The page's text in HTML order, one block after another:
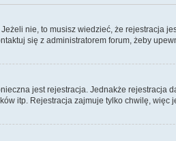
nie, to musisz wiedzieć, że rejestracja
się z administratorem forum, żeby
jest rejestracja. Jednakże rejestracja
itp. Rejestracja zajmuje tylko chwilę, więc